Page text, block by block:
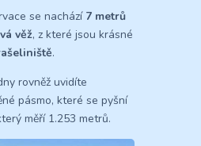
se nachází 7 metrů
věž, z které jsou krásné
.
rovněž uvidíte
pásmo, které se pyšní
měří 1.253 metrů.